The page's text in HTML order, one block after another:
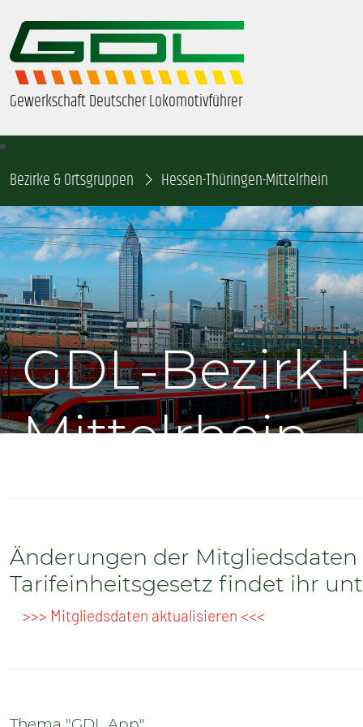
Gewerkschaft Deutscher Lokomotivführer
ÜBER UNS
BEZIRKE & ORTSGRUPPEN
GDL-JUGEND
BEAMTE
SENIOREN
TARIF
PRESSE
Bezirke & Ortsgruppen Hessen-Thüringen-Mittelrhein
GDL-Bezirk
Mittelrhein
Änderungen der
Tarifeinheitsgesetz findet ihr
>>> Mitgliedsdaten aktualisieren <<<